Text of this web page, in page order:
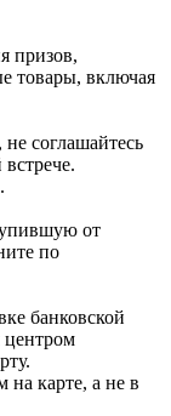
призов,
товары, включая
соглашайтесь
от
по
банковской
центром
на карте, а не в